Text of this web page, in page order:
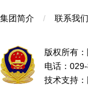
集团简介 / 联系我们
版权所有
电话：
技术支持：